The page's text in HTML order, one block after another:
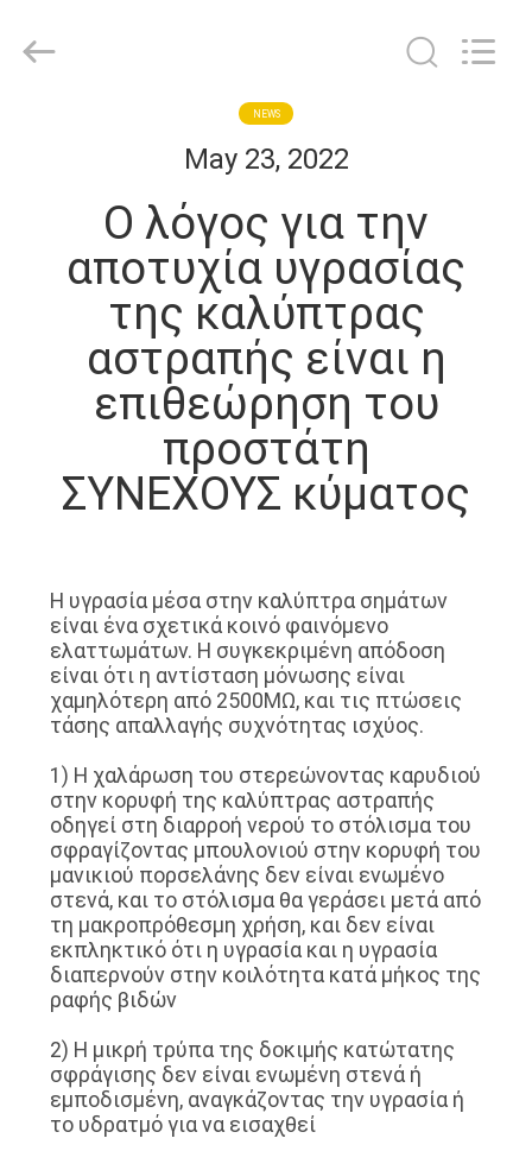
ΠΡΟΪΌΝΤΑ
ΠΕΡΊΠΟΥ
ΓΎΡΟΣ
ΕΡΓΟΣΤΑΣΊΩΝ
ΠΟΙΟΤΙΚΌΣ
ΜΑΣ
ΕΛΆΤΕ
ΕΠΑΦΉ
ΕΙΔΉΣΕΙΣ
ΖΗΤΉΣΤΕ
ΈΝΑ
ΑΠΌΣΠΑΣΜΑ
SITEMAP
Technology
Co.,Ltd.
NEWS
May 23, 2022
Ο λόγος για την
αποτυχία υγρασίας
της καλύπτρας
αστραπής είναι η
επιθεώρηση του
προστάτη
ΣΥΝΕΧΟΥΣ κύματος
Η υγρασία μέσα στην καλύπτρα σημάτων
είναι ένα σχετικά κοινό φαινόμενο
ελαττωμάτων. Η συγκεκριμένη απόδοση
είναι ότι η αντίσταση μόνωσης είναι
χαμηλότερη από 2500MΩ, και τις πτώσεις
τάσης απαλλαγής συχνότητας ισχύος.
1) Η χαλάρωση του στερεώνοντας καρυδιού
στην κορυφή της καλύπτρας αστραπής
οδηγεί στη διαρροή νερού το στόλισμα του
σφραγίζοντας μπουλονιού στην κορυφή του
μανικιού πορσελάνης δεν είναι ενωμένο
στενά, και το στόλισμα θα γεράσει μετά από
τη μακροπρόθεσμη χρήση, και δεν είναι
εκπληκτικό ότι η υγρασία και η υγρασία
διαπερνούν στην κοιλότητα κατά μήκος της
ραφής βιδών
2) Η μικρή τρύπα της δοκιμής κατώτατης
σφράγισης δεν είναι ενωμένη στενά ή
εμποδισμένη, αναγκάζοντας την υγρασία ή
το υδρατμό για να εισαχθεί